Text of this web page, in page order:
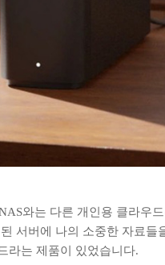
와는 다른 개인용 클라우
서버에 나의 소중한 자료
라는 제품이 있었습니다.